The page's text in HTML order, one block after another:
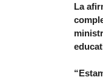
La